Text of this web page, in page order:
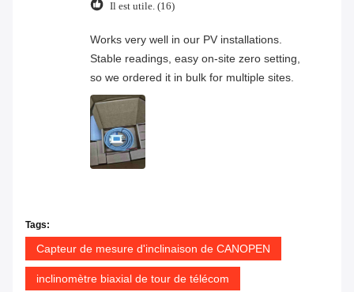
Il est utile. (16)
Works very well in our PV installations.
Stable readings, easy on-site zero setting,
so we ordered it in bulk for multiple sites.
Tags:
Capteur de mesure d'inclinaison de CANOPEN
inclinomètre biaxial de tour de télécom